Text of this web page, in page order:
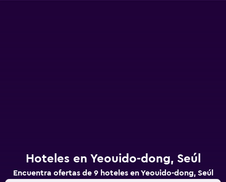
Hoteles en Yeouido-dong, Seúl
Encuentra ofertas de 9 hoteles en Yeouido-dong, Seúl